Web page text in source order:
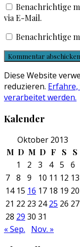
Benachrichtige
via E-Mail.
Benachrichtige
Diese Website
reduzieren.
verarbeitet werden.
Kalender
Oktober 2013
M D M D F S S
1 2 3 4 5
6
7 8 9 10 11 12 13
14 15 16 17 18 19 20
21 22 23 24 25 26 27
28 29 30 31
« Sep.
Nov. »